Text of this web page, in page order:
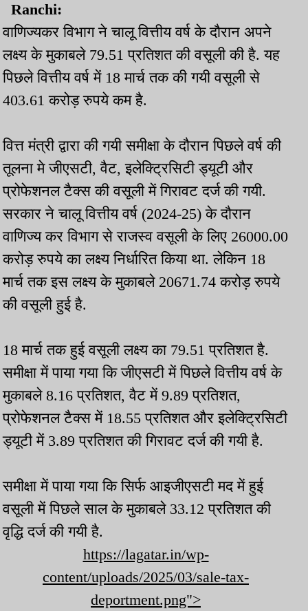
Ranchi:
वाणिज्यकर विभाग ने चालू वित्तीय वर्ष के दौरान अपने
लक्ष्य के मुकाबले 79.51 प्रतिशत की वसूली की है. यह
पिछले वित्तीय वर्ष में 18 मार्च तक की गयी वसूली से
403.61 करोड़ रुपये कम है.
वित्त मंत्री द्वारा की गयी समीक्षा के दौरान पिछले वर्ष की
तूलना मे जीएसटी, वैट, इलेक्ट्रिसिटी ड्यूटी और
प्रोफेशनल टैक्स की वसूली में गिरावट दर्ज की गयी.
सरकार ने चालू वित्तीय वर्ष (2024-25) के दौरान
वाणिज्य कर विभाग से राजस्व वसूली के लिए 26000.00
करोड़ रुपये का लक्ष्य निर्धारित किया था. लेकिन 18
मार्च तक इस लक्ष्य के मुकाबले 20671.74 करोड़ रुपये
की वसूली हुई है.
18 मार्च तक हुई वसूली लक्ष्य का 79.51 प्रतिशत है.
समीक्षा में पाया गया कि जीएसटी में पिछले वित्तीय वर्ष के
मुकाबले 8.16 प्रतिशत, वैट में 9.89 प्रतिशत,
प्रोफेशनल टैक्स में 18.55 प्रतिशत और इलेक्ट्रिसिटी
ड्यूटी में 3.89 प्रतिशत की गिरावट दर्ज की गयी है.
समीक्षा में पाया गया कि सिर्फ आइजीएसटी मद में हुई
वसूली में पिछले साल के मुकाबले 33.12 प्रतिशत की
वृद्धि दर्ज की गयी है.
https://lagatar.in/wp-
content/uploads/2025/03/sale-tax-
deportment.png">